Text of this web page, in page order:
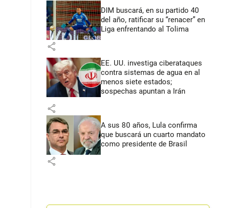
DIM buscará, en su partido 40
del año, ratificar su “renacer” en
Liga enfrentando al Tolima
share
EE. UU. investiga ciberataques
contra sistemas de agua en al
menos siete estados;
sospechas apuntan a Irán
share
A sus 80 años, Lula confirma
que buscará un cuarto mandato
como presidente de Brasil
share